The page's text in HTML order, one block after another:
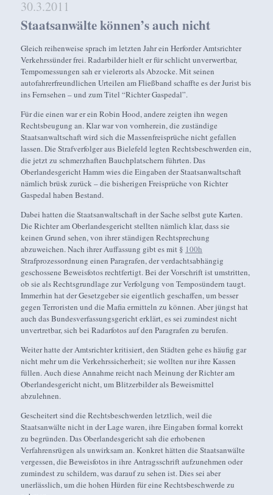
30.3.2011
Staatsanwälte können’s auch nicht
Gleich reihenweise sprach im letzten Jahr ein Herforder Amtsrichter
Verkehrssünder frei. Radarbilder hielt er für schlicht unverwertbar,
Tempomessungen sah er vielerorts als Abzocke. Mit seinen
autofahrerfreundlichen Urteilen am Fließband schaffte es der Jurist bis
ins Fernsehen – und zum Titel “Richter Gaspedal”.
Für die einen war er ein Robin Hood, andere zeigten ihn wegen
Rechtsbeugung an. Klar war von vornherein, die zuständige
Staatsanwaltschaft wird sich die Massenfreisprüche nicht gefallen
lassen. Die Strafverfolger aus Bielefeld legten Rechtsbeschwerden ein,
die jetzt zu schmerzhaften Bauchplatschern führten. Das
Oberlandesgericht Hamm wies die Eingaben der Staatsanwaltschaft
nämlich brüsk zurück – die bisherigen Freisprüche von Richter
Gaspedal haben Bestand.
Dabei hatten die Staatsanwaltschaft in der Sache selbst gute Karten.
Die Richter am Oberlandesgericht stellten nämlich klar, dass sie
keinen Grund sehen, von ihrer ständigen Rechtsprechung
abzuweichen. Nach ihrer Auffassung gibt es mit § 100h
Strafprozessordnung einen Paragrafen, der verdachtsabhängig
geschossene Beweisfotos rechtfertigt. Bei der Vorschrift ist umstritten,
ob sie als Rechtsgrundlage zur Verfolgung von Temposündern taugt.
Immerhin hat der Gesetzgeber sie eigentlich geschaffen, um besser
gegen Terroristen und die Mafia ermitteln zu können. Aber jüngst hat
auch das Bundesverfassungsgericht erklärt, es sei zumindest nicht
unvertretbar, sich bei Radarfotos auf den Paragrafen zu berufen.
Weiter hatte der Amtsrichter kritisiert, den Städten gehe es häufig gar
nicht mehr um die Verkehrssicherheit; sie wollten nur ihre Kassen
füllen. Auch diese Annahme reicht nach Meinung der Richter am
Oberlandesgericht nicht, um Blitzerbilder als Beweismittel
abzulehnen.
Gescheitert sind die Rechtsbeschwerden letztlich, weil die
Staatsanwälte nicht in der Lage waren, ihre Eingaben formal korrekt
zu begründen. Das Oberlandesgericht sah die erhobenen
Verfahrensrügen als unwirksam an. Konkret hätten die Staatsanwälte
vergessen, die Beweisfotos in ihre Antragsschrift aufzunehmen oder
zumindest zu schildern, was darauf zu sehen ist. Dies sei aber
unerlässlich, um die hohen Hürden für eine Rechtsbeschwerde zu